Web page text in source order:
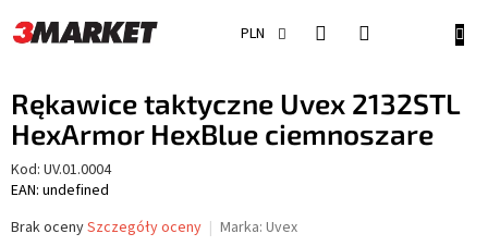
do
treści
PLN
Rękawice taktyczne Uvex 2132STL
HexArmor HexBlue ciemnoszare
Kod: UV.01.0004
EAN: undefined
Średnia
Brak ocenySzczegóły oceny Marka: Uvex